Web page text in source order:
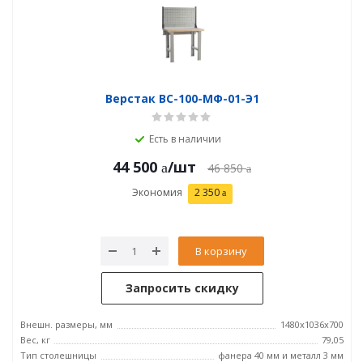
Верстак ВС-100-МФ-01-Э1
Есть в наличии
44 500 /шт 46 850
Экономия 2 350
В корзину
Запросить скидку
Внешн. размеры, мм
1480x1036x700
Вес, кг
79,05
Тип столешницы
фанера 40 мм и металл 3 мм